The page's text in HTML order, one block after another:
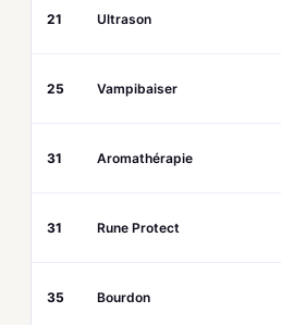
21 Ultrason
25 Vampibaiser
31 Aromathérapie
31 Rune Protect
35 Bourdon